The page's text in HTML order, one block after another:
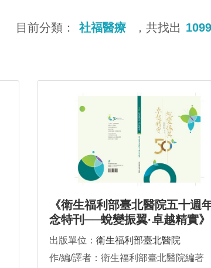
目前分類： 社福醫療 ，共找出 1099
《衛生福利部臺北醫院五十週
念特刊──蛻變振翼·卓越精實》
出版單位： 衛生福利部臺北醫院
作/編/譯者：衛生福利部臺北醫院編著